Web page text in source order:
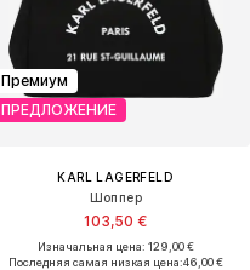
Премиум
ПРЕДЛОЖЕНИЕ
KARL LAGERFELD
Шоппер
103,50 €
Изначальная цена: 129,00 €
Последняя самая низкая цена:46,00 €